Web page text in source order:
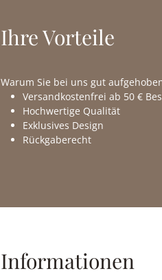
Ihre Vorteile
Warum Sie bei uns gut
Versandkostenfrei ab 50 €
Hochwertige Qualität
Exklusives Design
Rückgaberecht
Informationen